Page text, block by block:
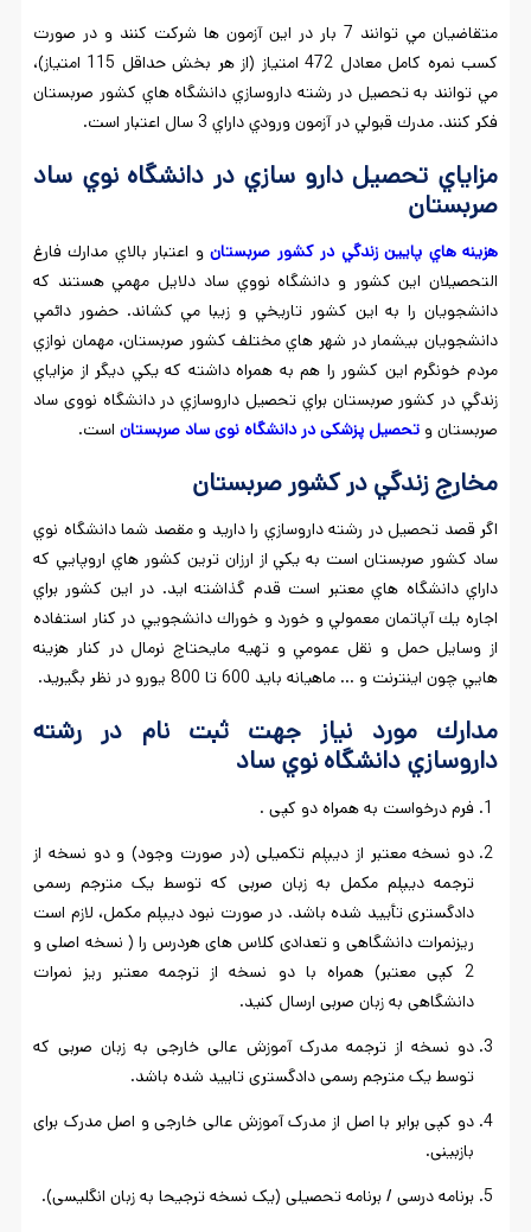
متقاضيان مي توانند 7 بار در اين آزمون ها شركت كنند و در صورت
كسب نمره كامل معادل 472 امتياز (از هر بخش حداقل 115 امتياز)،
مي توانند به تحصيل در رشته داروسازي دانشگاه هاي كشور صربستان
فكر كنند. مدرك قبولي در آزمون ورودي داراي 3 سال اعتبار است.
مزاياي تحصيلدارو سازي در دانشگاه نوي ساد
صربستان
هزينه هاي پايين زندگي در كشور صربستانو اعتبار بالاي مدارك فارغ
التحصيلان اين كشور و دانشگاه نووي ساد دلايل مهمي هستند كه
دانشجويان را به اين كشور تاريخي و زيبا مي كشاند. حضور دائمي
دانشجويان بيشمار در شهر هاي مختلف كشور صربستان، مهمان نوازي
مردم خونگرم اين كشور را هم به همراه داشته كه يكي ديگر از مزاياي
زندگي در كشور صربستان براي تحصيل داروسازي در دانشگاه نووی ساد
صربستان و تحصیل پزشکی در دانشگاه نوی ساد صربستان است.
مخارج زندگي در كشور صربستان
اگر قصد تحصيل در رشته داروسازي را داريد و مقصد شما دانشگاه نوي
ساد كشور صربستان است به يكي از ارزان ترين كشور هاي اروپايي كه
داراي دانشگاه هاي معتبر است قدم گذاشته ايد. در اين كشور براي
اجاره يك آپاتمان معمولي و خورد و خوراك دانشجويي در كنار استفاده
از وسايل حمل و نقل عمومي و تهيه مايحتاج نرمال در كنار هزينه
هايي چون اينترنت و … ماهيانه بايد 600 تا 800 يورو در نظر بگيريد.
مدارك مورد نياز جهت ثبت نام در رشته
داروسازي دانشگاه نوي ساد
فرم درخواست به همراه دو کپی .
دو نسخه معتبر از دیپلم تکمیلی (در صورت وجود) و دو نسخه از
ترجمه دیپلم مکمل به زبان صربی که توسط یک مترجم رسمی
دادگستری تأیید شده باشد. در صورت نبود دیپلم مکمل، لازم است
ریزنمرات دانشگاهی و تعدادی کلاس های هردرس را ( نسخه اصلی و
2 کپی معتبر) همراه با دو نسخه از ترجمه معتبر ریز نمرات
دانشگاهی به زبان صربی ارسال کنید.
دو نسخه از ترجمه مدرک آموزش عالی خارجی به زبان صربی که
توسط یک مترجم رسمی دادگستری تایید شده باشد.
دو کپی برابر با اصل از مدرک آموزش عالی خارجی و اصل مدرک برای
بازبینی.
برنامه درسی / برنامه تحصیلی (یک نسخه ترجیحا به زبان انگلیسی).